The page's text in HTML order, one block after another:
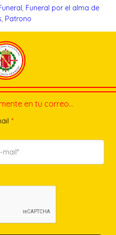
, Funeral por el alma de
, Patrono
en tu correo…
*